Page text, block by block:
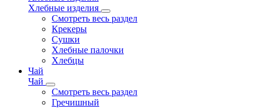
Хлебные изделия
Смотреть весь раздел
Крекеры
Сушки
Хлебные палочки
Хлебцы
Чай
Чай
Смотреть весь раздел
Гречишный